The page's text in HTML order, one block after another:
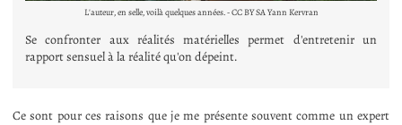
L'auteur, en selle, voilà quelques années. - CC BY SA Yann Kervran
Se confronter aux réalités matérielles permet d'entretenir un
rapport sensuel à la réalité qu'on dépeint.
Ce sont pour ces raisons que je me présente souvent comme un expert